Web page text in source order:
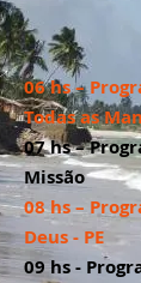
06 hs –
Todas as
07 hs –
Missão
08 hs –
Deus - PE
09 hs -